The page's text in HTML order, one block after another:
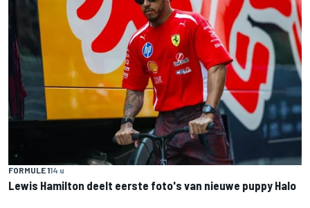
FORMULE 114 u
Lewis Hamilton deelt eerste foto's van nieuwe puppy Halo